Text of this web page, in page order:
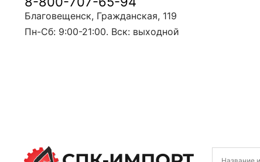
Благовещенск, Гражданская, 119
Пн-Сб: 9:00-21:00. Вск: выходной